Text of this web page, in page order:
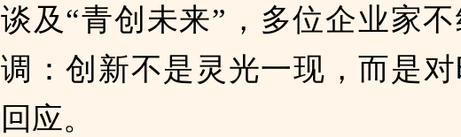
谈及“青创未来”，多位企业家
调：创新不是灵光一现，而是
回应。